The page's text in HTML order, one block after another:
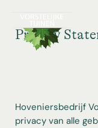
Privacy
Hoveniersbedrijf
privacy van alle